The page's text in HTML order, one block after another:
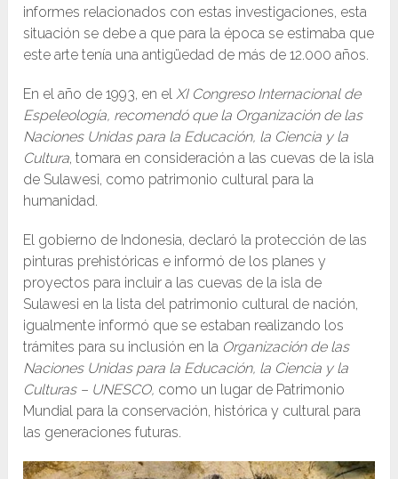
informes relacionados con estas investigaciones, esta
situación se debe a que para la época se estimaba que
este arte tenía una antigüedad de más de 12.000 años.
En el año de 1993, en el XI Congreso Internacional de
Espeleología, recomendó que la Organización de las
Naciones Unidas para la Educación, la Ciencia y la
Cultura , tomara en consideración a las cuevas de la isla
de Sulawesi, como patrimonio cultural para la
humanidad.
El gobierno de Indonesia, declaró la protección de las
pinturas prehistóricas e informó de los planes y
proyectos para incluir a las cuevas de la isla de
Sulawesi en la lista del patrimonio cultural de nación,
igualmente informó que se estaban realizando los
trámites para su inclusión en la Organización de las
Naciones Unidas para la Educación, la Ciencia y la
Culturas – UNESCO, como un lugar de Patrimonio
Mundial para la conservación, histórica y cultural para
las generaciones futuras.